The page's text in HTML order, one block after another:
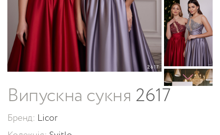
Випускна сукня 2617
Бренд: Licor